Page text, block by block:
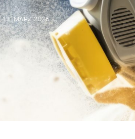
12. MÄRZ 2026